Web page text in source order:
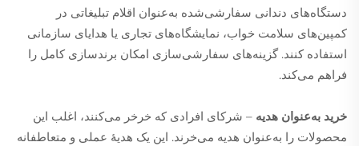
دستگاه‌های دندانی سفارشی‌شده به‌عنوان اقلام تبلیغاتی در
کمپین‌های سلامت خواب، نمایشگاه‌های تجاری یا هدایای سازمانی
استفاده کنند. گزینه‌های سفارشی‌سازی امکان برندسازی کامل را
فراهم می‌کند.
خرید به‌عنوان هدیه – شرکای افرادی که خرخر می‌کنند، اغلب این
محصولات را به‌عنوان هدیه می‌خرند. این یک هدیهٔ عملی و متعاطفانه